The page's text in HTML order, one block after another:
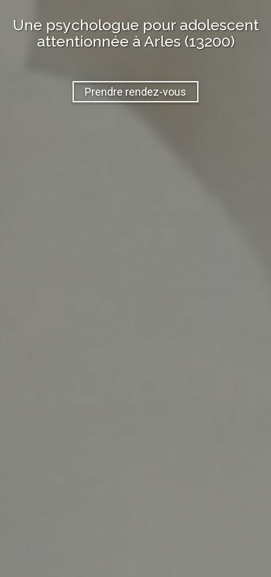
Une psychologue pour adolescent
attentionnée à Arles (13200)
Prendre rendez-vous